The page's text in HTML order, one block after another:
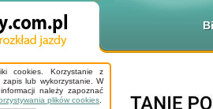
cookies. Korzystanie z
lub wykorzystanie. W
należy zapoznać
plików cookies